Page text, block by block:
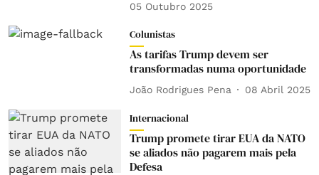
05 Outubro 2025
Colunistas
As tarifas Trump devem ser
transformadas numa oportunidade
João Rodrigues Pena 08 Abril 2025
Internacional
Trump promete tirar EUA da NATO
se aliados não pagarem mais pela
Defesa